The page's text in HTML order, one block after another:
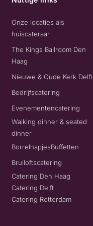
Onze locaties als
huiscateraar
The Kings Ballroom Den
Haag
Nieuwe & Oude Kerk Delft
Bedrijfscatering
Evenementencatering
Walking dinner & seated
dinner
BorrelhapjesBuffetten
Bruiloftscatering
Catering Den Haag
Catering Delft
Catering Rotterdam